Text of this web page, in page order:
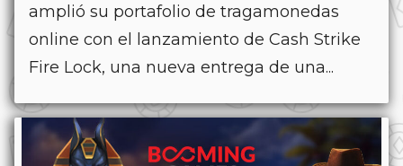
amplió su portafolio de tragamonedas
online con el lanzamiento de Cash Strike
Fire Lock, una nueva entrega de una...